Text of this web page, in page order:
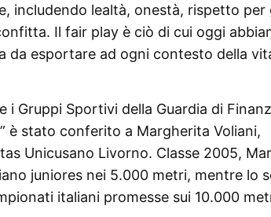
includendo lealtà, onestà, rispetto per
Il fair play è ciò di cui oggi
da esportare ad ogni contesto della
Gruppi Sportivi della Guardia di
è stato conferito a Margherita Voliani,
Unicusano Livorno. Classe 2005,
juniores nei 5.000 metri, mentre lo
italiani promesse sui 10.000